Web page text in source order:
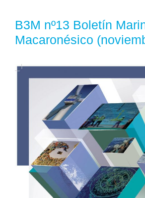
B3M nº13 Boletín
Macaronésico